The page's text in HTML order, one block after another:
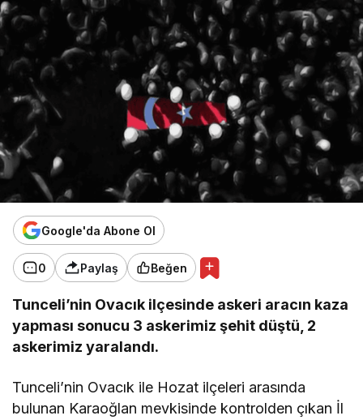
Google'da Abone Ol
0 Paylaş Beğen
Tunceli’nin Ovacık ilçesinde askeri aracın kaza
yapması sonucu 3 askerimiz şehit düştü, 2
askerimiz yaralandı.
Tunceli’nin Ovacık ile Hozat ilçeleri arasında
bulunan Karaoğlan mevkisinde kontrolden çıkan İl